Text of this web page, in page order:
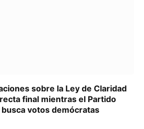
sobre la Ley de Claridad
final mientras el Partido
votos demócratas